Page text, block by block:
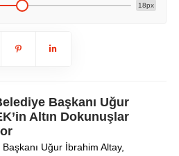
18px
Başkanı Uğur
Altın Dokunuşlar
Uğur İbrahim Altay,